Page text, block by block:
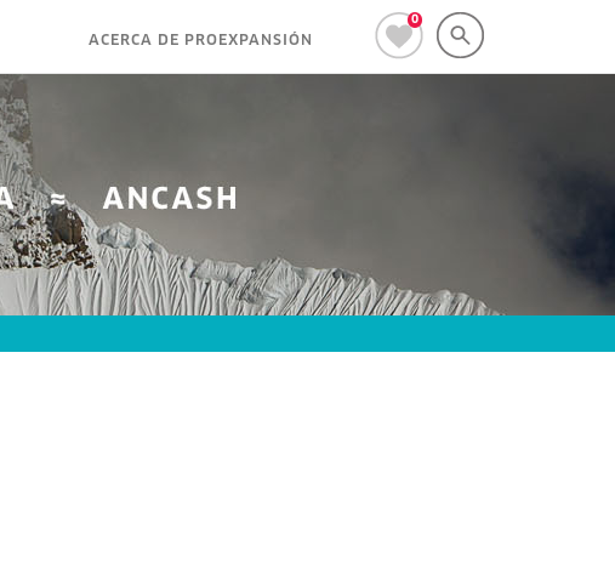
0
ACERCA DE PROEXPANSIÓN